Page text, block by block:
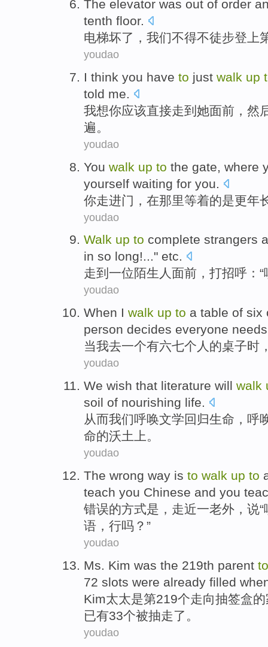
The elevator was out of order
tenth floor.
电梯坏了 ， 我们不得不徒步登上
youdao
I think you have to just walk up
told me.
我想你应该直接走到 她面前， 然
遍。
youdao
You walk up to the gate where
yourself waiting for you.
你走进门 ，在那里等着的是更年
youdao
Walk up to complete strangers
in so long!..." etc.
走到 一位陌生人 面前，打招呼：“
youdao
When I walk up to a table of six
person decides everyone
当我去一个有六七个人 的桌子时
youdao
We wish that literature will walk
soil of nourishing life.
从而我们呼唤文学回归生命 ，呼
命的沃土 上。
youdao
The wrong way is to walk up to
teach you Chinese and you
错误的方式是 ， 走近一老外 ， 说“
语 ，行吗？”
youdao
Ms. Kim was the 219th parent
72 slots were already filled
Kim太太是第219个走向抽签盒的
已有33个被抽走了。
youdao